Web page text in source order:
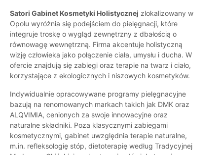
Satori Gabinet Kosmetyki Holistycznej zlokalizowany w
Opolu wyróżnia się podejściem do pielęgnacji, które
integruje troskę o wygląd zewnętrzny z dbałością o
równowagę wewnętrzną. Firma akcentuje holistyczną
wizję człowieka jako połączenie ciała, umysłu i ducha. W
ofercie znajdują się zabiegi oraz terapie na twarz i ciało,
korzystające z ekologicznych i niszowych kosmetyków.
Indywidualnie opracowywane programy pielęgnacyjne
bazują na renomowanych markach takich jak DMK oraz
ALQVIMIA, cenionych za swoje innowacyjne oraz
naturalne składniki. Poza klasycznymi zabiegami
kosmetycznymi, gabinet uwzględnia terapie naturalne,
m.in. refleksologię stóp, dietoterapię według Tradycyjnej